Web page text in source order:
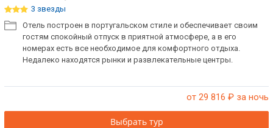
3 звезды
Отель построен в португальском стиле и обеспечивает своим
гостям спокойный отпуск в приятной атмосфере, а в его
номерах есть все необходимое для комфортного отдыха.
Недалеко находятся рынки и развлекательные центры.
от 29 816 ₽ за ночь
Выбрать тур